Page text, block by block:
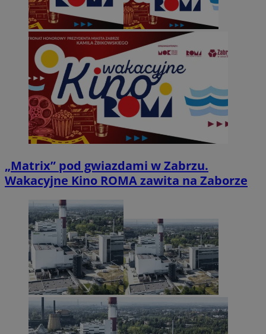
„Matrix” pod gwiazdami w Zabrzu.
Wakacyjne Kino ROMA zawita na Zaborze